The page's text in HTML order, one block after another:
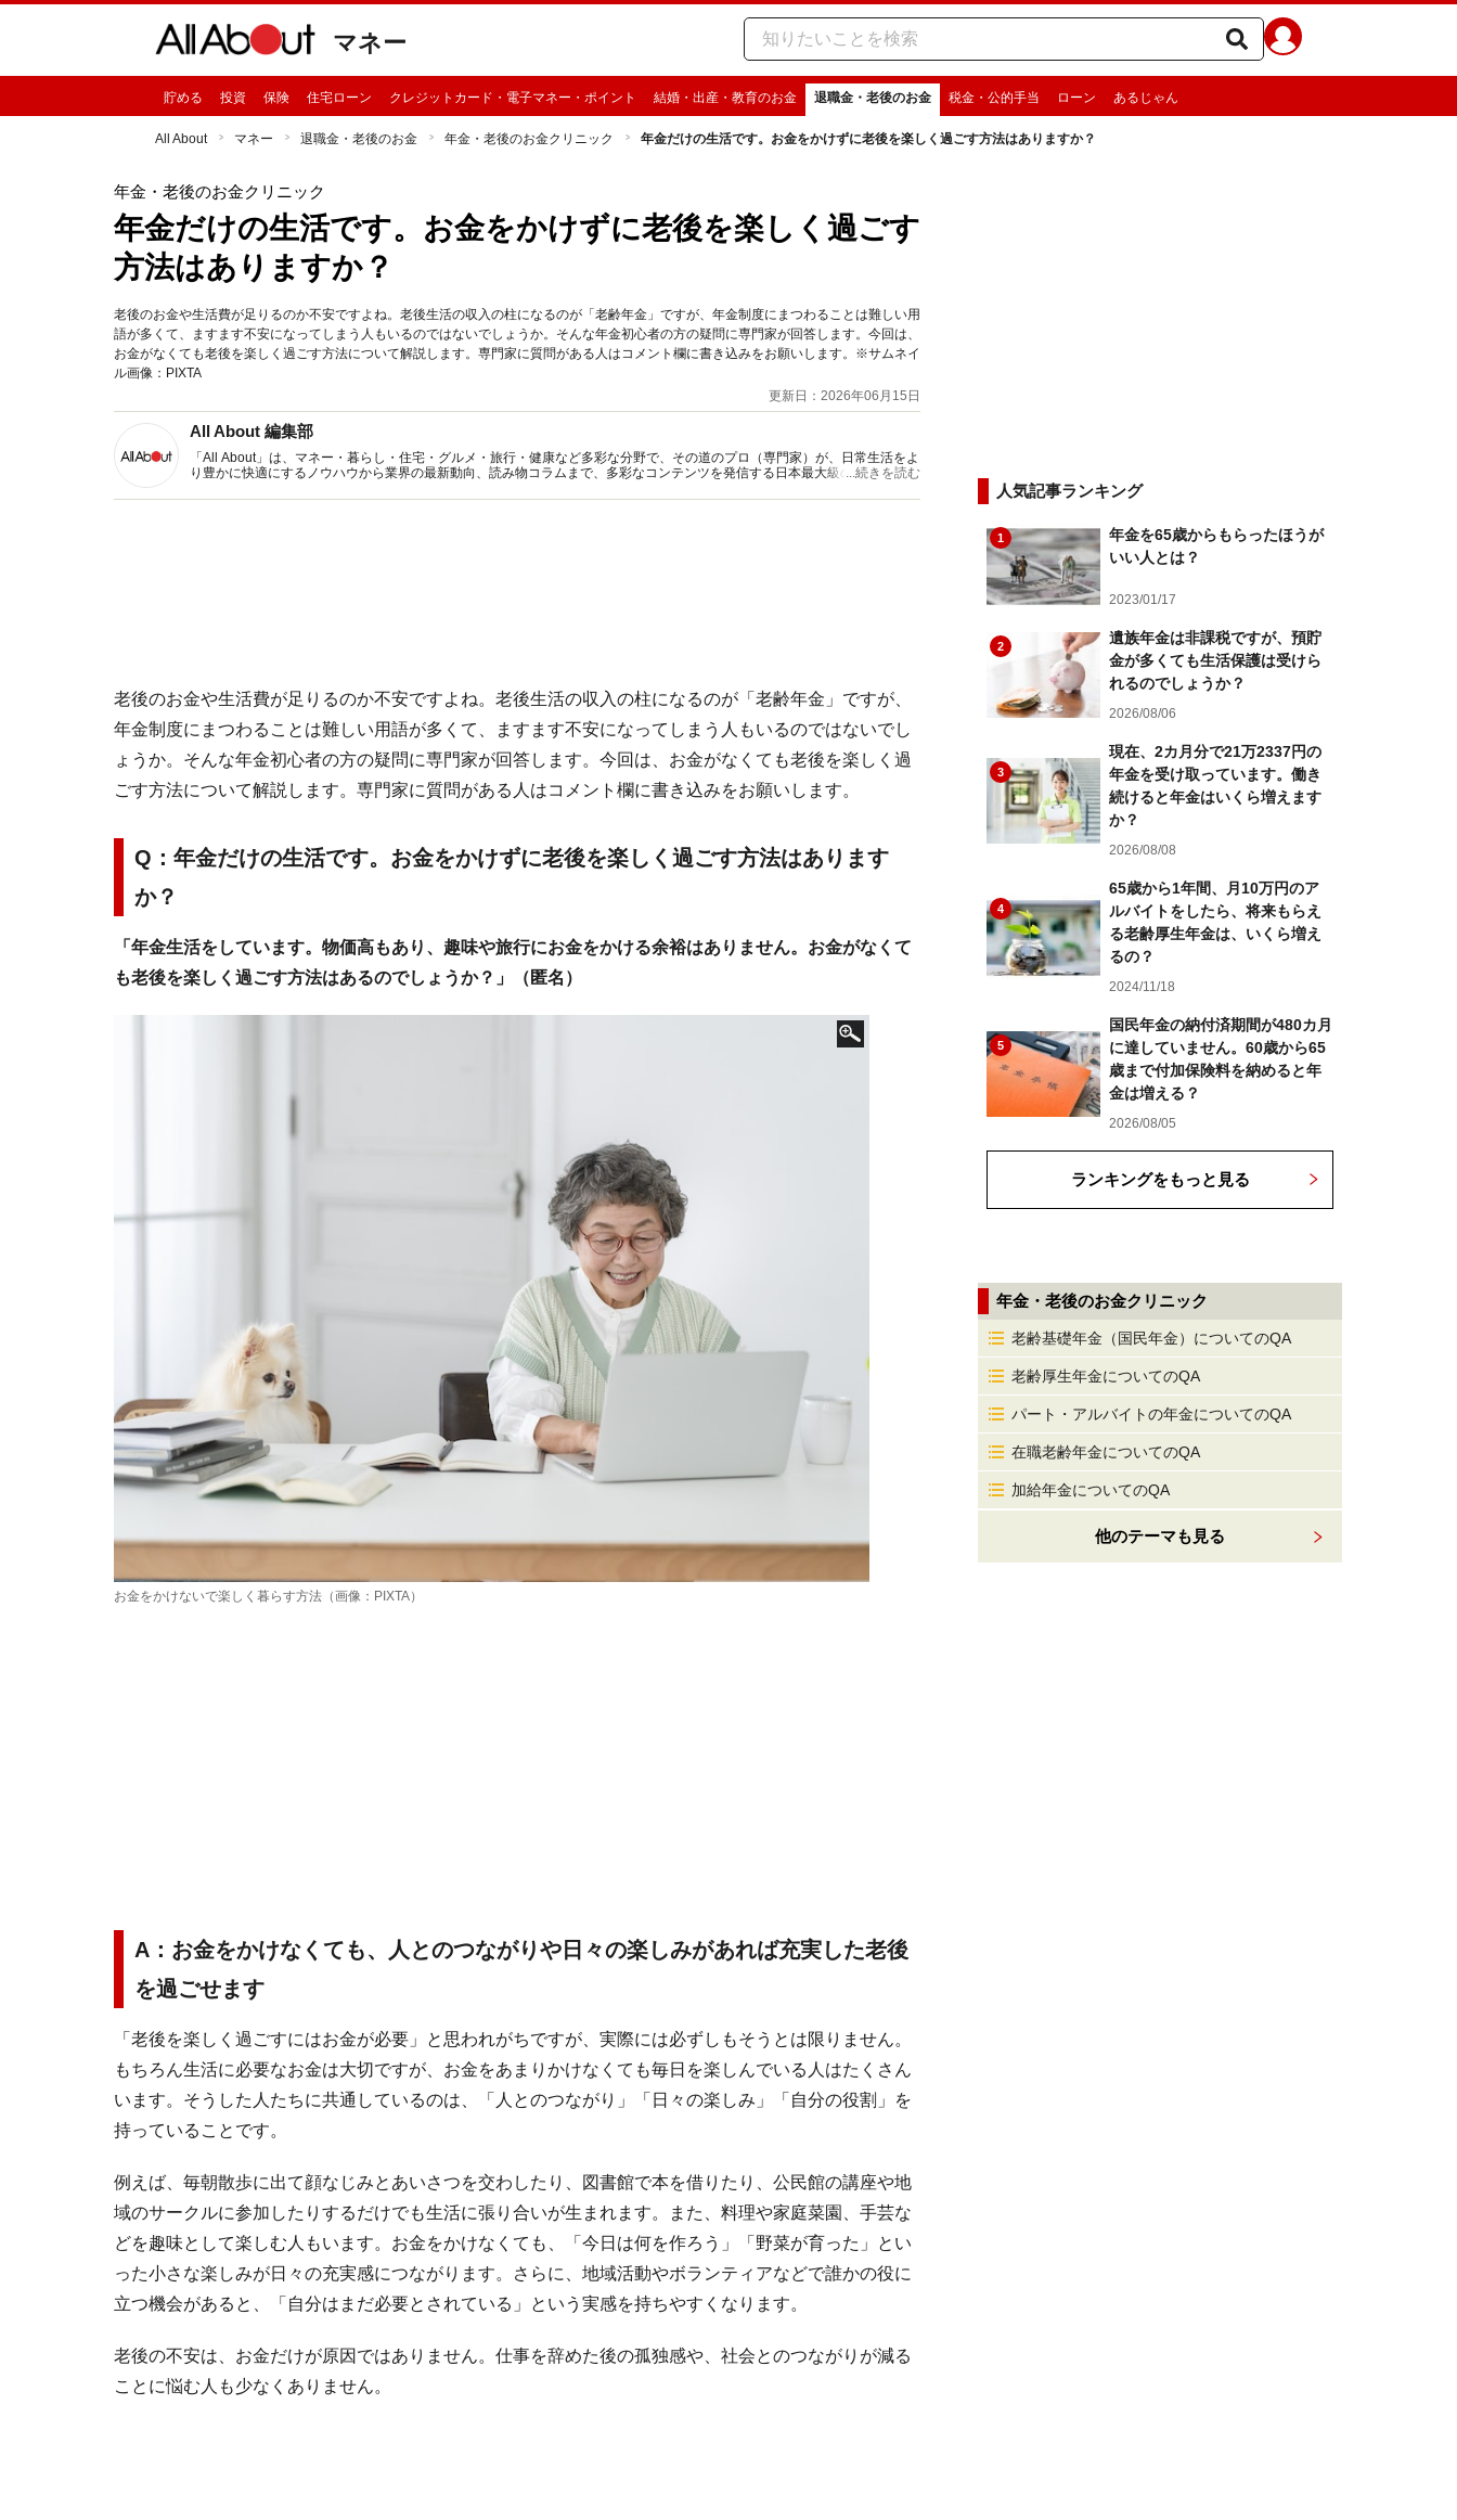
マネー
貯める 投資 保険 住宅ローン クレジットカード・電子マネー・ポイント 結婚・出産・教育のお金 退職金・老後のお金 税金・公的手当 ローン あるじゃん
All About マネー 退職金・老後のお金 年金・老後のお金クリニック 年金だけの生活です。お金をかけずに老後を楽しく過ごす方法はありますか？
年金・老後のお金クリニック
年金だけの生活です。お金をかけずに老後を楽しく過ごす
方法はありますか？
老後のお金や生活費が足りるのか不安ですよね。老後生活の収入の柱になるのが「老齢年金」ですが、年金制度にまつわることは難しい用
語が多くて、ますます不安になってしまう人もいるのではないでしょうか。そんな年金初心者の方の疑問に専門家が回答します。今回は、
お金がなくても老後を楽しく過ごす方法について解説します。専門家に質問がある人はコメント欄に書き込みをお願いします。※サムネイ
ル画像：PIXTA
更新日：2026年06月15日
All About 編集部
「All About」は、マネー・暮らし・住宅・グルメ・旅行・健康など多彩な分野で、その道のプロ（専門家）が、日常生活をよ
り豊かに快適にするノウハウから業界の最新動向、読み物コラムまで、多彩なコンテンツを発信する日本最大級の総合情報サ
...続きを読む
老後のお金や生活費が足りるのか不安ですよね。老後生活の収入の柱になるのが「老齢年金」ですが、
年金制度にまつわることは難しい用語が多くて、ますます不安になってしまう人もいるのではないでし
ょうか。そんな年金初心者の方の疑問に専門家が回答します。今回は、お金がなくても老後を楽しく過
ごす方法について解説します。専門家に質問がある人はコメント欄に書き込みをお願いします。
Q：年金だけの生活です。お金をかけずに老後を楽しく過ごす方法はあります
か？
「年金生活をしています。物価高もあり、趣味や旅行にお金をかける余裕はありません。お金がなくて
も老後を楽しく過ごす方法はあるのでしょうか？」（匿名）
お金をかけないで楽しく暮らす方法（画像：PIXTA）
A：お金をかけなくても、人とのつながりや日々の楽しみがあれば充実した老後
を過ごせます
「老後を楽しく過ごすにはお金が必要」と思われがちですが、実際には必ずしもそうとは限りません。
もちろん生活に必要なお金は大切ですが、お金をあまりかけなくても毎日を楽しんでいる人はたくさん
います。そうした人たちに共通しているのは、「人とのつながり」「日々の楽しみ」「自分の役割」を
持っていることです。
例えば、毎朝散歩に出て顔なじみとあいさつを交わしたり、図書館で本を借りたり、公民館の講座や地
域のサークルに参加したりするだけでも生活に張り合いが生まれます。また、料理や家庭菜園、手芸な
どを趣味として楽しむ人もいます。お金をかけなくても、「今日は何を作ろう」「野菜が育った」とい
った小さな楽しみが日々の充実感につながります。さらに、地域活動やボランティアなどで誰かの役に
立つ機会があると、「自分はまだ必要とされている」という実感を持ちやすくなります。
老後の不安は、お金だけが原因ではありません。仕事を辞めた後の孤独感や、社会とのつながりが減る
ことに悩む人も少なくありません。
人気記事ランキング
1
年金を65歳からもらったほうが
いい人とは？
2023/01/17
2
遺族年金は非課税ですが、預貯
金が多くても生活保護は受けら
れるのでしょうか？
2026/08/06
3
現在、2カ月分で21万2337円の
年金を受け取っています。働き
続けると年金はいくら増えます
か？
2026/08/08
4
65歳から1年間、月10万円のア
ルバイトをしたら、将来もらえ
る老齢厚生年金は、いくら増え
るの？
2024/11/18
5
国民年金の納付済期間が480カ月
に達していません。60歳から65
歳まで付加保険料を納めると年
金は増える？
2026/08/05
ランキングをもっと見る
年金・老後のお金クリニック
老齢基礎年金（国民年金）についてのQA
老齢厚生年金についてのQA
パート・アルバイトの年金についてのQA
在職老齢年金についてのQA
加給年金についてのQA
他のテーマも見る